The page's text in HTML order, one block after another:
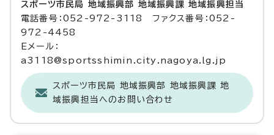
スポーツ市民局 地域振興部 地域振興課 地域振興担当
電話番号：052-972-3118 ファクス番号：052-
972-4458
Eメール：
a3118@sportsshimin.city.nagoya.lg.jp
スポーツ市民局 地域振興部 地域振興課 地
域振興担当へのお問い合わせ